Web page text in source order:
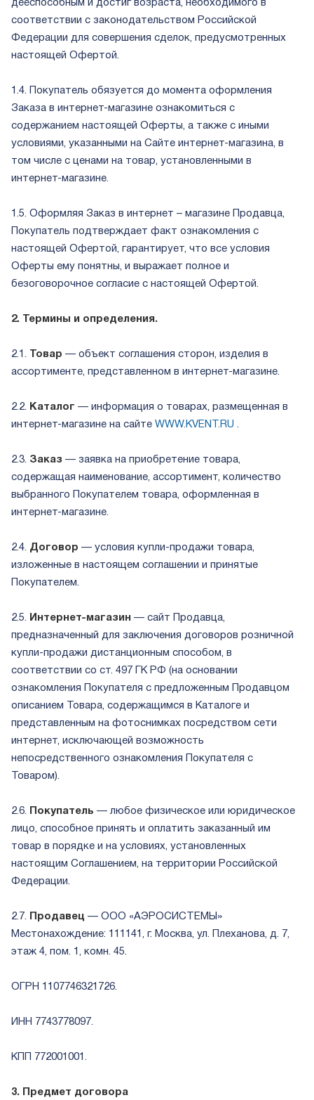
дееспособным и достиг возраста, необходимого в
соответствии с законодательством Российской
Федерации для совершения сделок, предусмотренных
настоящей Офертой.
1.4. Покупатель обязуется до момента оформления
Заказа в интернет-магазине ознакомиться с
содержанием настоящей Оферты, а также с иными
условиями, указанными на Сайте интернет-магазина, в
том числе с ценами на товар, установленными в
интернет-магазине.
1.5. Оформляя Заказ в интернет – магазине Продавца,
Покупатель подтверждает факт ознакомления с
настоящей Офертой, гарантирует, что все условия
Оферты ему понятны, и выражает полное и
безоговорочное согласие с настоящей Офертой.
2. Термины и определения.
2.1. Товар — объект соглашения сторон, изделия в
ассортименте, представленном в интернет-магазине.
2.2. Каталог — информация о товарах, размещенная в
интернет-магазине на сайте WWW.KVENT.RU .
2.3. Заказ — заявка на приобретение товара,
содержащая наименование, ассортимент, количество
выбранного Покупателем товара, оформленная в
интернет-магазине.
2.4. Договор — условия купли-продажи товара,
изложенные в настоящем соглашении и принятые
Покупателем.
2.5. Интернет-магазин — сайт Продавца,
предназначенный для заключения договоров розничной
купли-продажи дистанционным способом, в
соответствии со ст. 497 ГК РФ (на основании
ознакомления Покупателя с предложенным Продавцом
описанием Товара, содержащимся в Каталоге и
представленным на фотоснимках посредством сети
интернет, исключающей возможность
непосредственного ознакомления Покупателя с
Товаром).
2.6. Покупатель — любое физическое или юридическое
лицо, способное принять и оплатить заказанный им
товар в порядке и на условиях, установленных
настоящим Соглашением, на территории Российской
Федерации.
2.7. Продавец — ООО «АЭРОСИСТЕМЫ»
Местонахождение: 111141, г. Москва, ул. Плеханова, д. 7,
этаж 4, пом. 1, комн. 45.
ОГРН 1107746321726.
ИНН 7743778097.
КПП 772001001.
3. Предмет договора